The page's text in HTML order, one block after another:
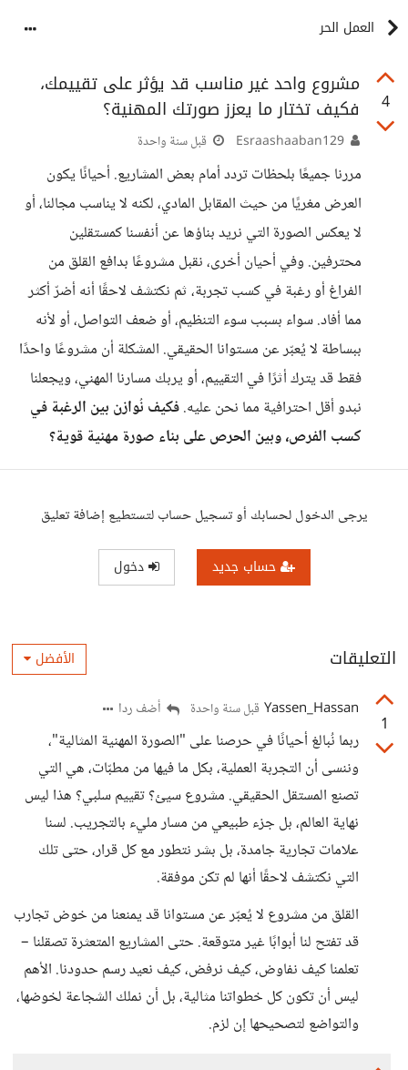
العمل الحر
4
مشروع واحد غير مناسب قد يؤثر على تقييمك،
فكيف تختار ما يعزز صورتك المهنية؟
قبل سنة واحدة
مررنا جميعًا بلحظات تردد أمام بعض المشاريع. أحيانًا يكون
العرض مغريًا من حيث المقابل المادي، لكنه لا يناسب مجالنا، أو
لا يعكس الصورة التي نريد بناؤها عن أنفسنا كمستقلين
محترفين. وفي أحيان أخرى، نقبل مشروعًا بدافع القلق من
الفراغ أو رغبة في كسب تجربة، ثم نكتشف لاحقًا أنه أضرّ أكثر
مما أفاد. سواء بسبب سوء التنظيم، أو ضعف التواصل، أو لأنه
ببساطة لا يُعبّر عن مستوانا الحقيقي. المشكلة أن مشروعًا واحدًا
فقط قد يترك أثرًا في التقييم، أو يربك مسارنا المهني، ويجعلنا
نبدو أقل احترافية مما نحن عليه.فكيف نُوازن بين الرغبة في
كسب الفرص، وبين الحرص على بناء صورة مهنية قوية؟
يرجى الدخول لحسابك أو تسجيل حساب لتستطيع إضافة تعليق
حساب جديد دخول
التعليقات الأفضل
1
Yassen_Hassan قبل سنة واحدة أضف ردا
ربما نُبالغ أحيانًا في حرصنا على "الصورة المهنية المثالية"،
وننسى أن التجربة العملية، بكل ما فيها من مطبّات، هي التي
تصنع المستقل الحقيقي. مشروع سيئ؟ تقييم سلبي؟ هذا ليس
نهاية العالم، بل جزء طبيعي من مسار مليء بالتجريب. لسنا
علامات تجارية جامدة، بل بشر نتطور مع كل قرار، حتى تلك
التي نكتشف لاحقًا أنها لم تكن موفقة.
القلق من مشروع لا يُعبّر عن مستوانا قد يمنعنا من خوض تجارب
قد تفتح لنا أبوابًا غير متوقعة. حتى المشاريع المتعثرة تصقلنا –
تعلمنا كيف نفاوض، كيف نرفض، كيف نعيد رسم حدودنا. الأهم
ليس أن تكون كل خطواتنا مثالية، بل أن نملك الشجاعة لخوضها،
والتواضع لتصحيحها إن لزم.